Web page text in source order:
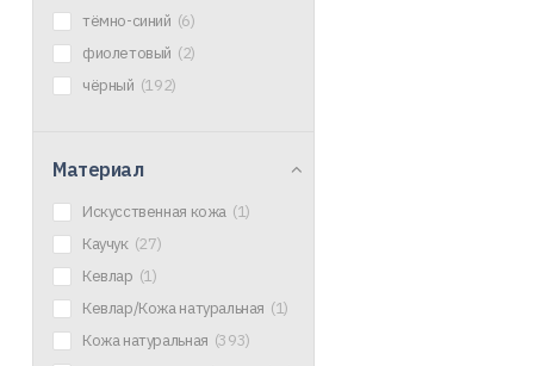
тёмно-синий (6)
фиолетовый (2)
чёрный (192)
Материал
Искусственная кожа (1)
Каучук (27)
Кевлар (1)
Кевлар/Кожа натуральная (1)
Кожа натуральная (393)